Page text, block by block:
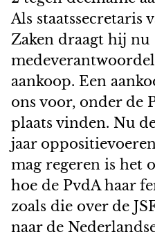
Als staatssecretaris
Zaken draagt hij nu
aankoop. Een
ons voor, onder de
plaats vinden. Nu
jaar
mag regeren is het
hoe de PvdA haar
zoals die over de
naar de